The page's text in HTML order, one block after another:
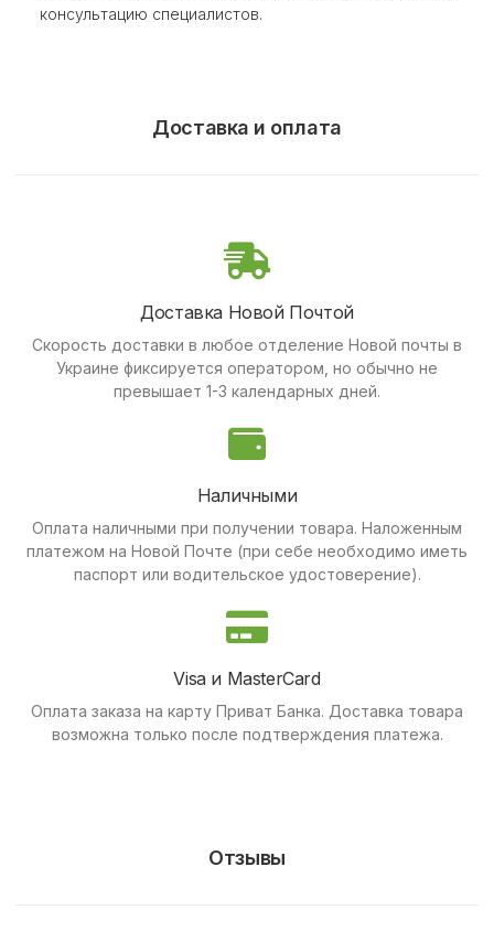
консультацию специалистов.
Доставка и оплата
Доставка Новой Почтой
Скорость доставки в любое отделение Новой почты в
Украине фиксируется оператором, но обычно не
превышает 1-3 календарных дней.
Наличными
Оплата наличными при получении товара. Наложенным
платежом на Новой Почте (при себе необходимо иметь
паспорт или водительское удостоверение).
Visa и MasterCard
Оплата заказа на карту Приват Банка. Доставка товара
возможна только после подтверждения платежа.
Отзывы